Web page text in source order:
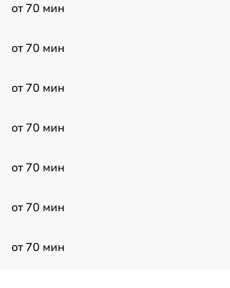
от 70 мин
от 70 мин
от 70 мин
от 70 мин
от 70 мин
от 70 мин
от 70 мин